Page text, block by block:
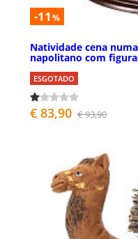
-11 %
Natividade cena
napolitano com
ESGOTADO
€ 83,90 € 93,90